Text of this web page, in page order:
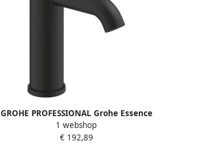
GROHE PROFESSIONAL Grohe Essence
eengreep wastafelmengkraan S-size
met een gladde body kleur Phantom
1 webshop
€ 192,89